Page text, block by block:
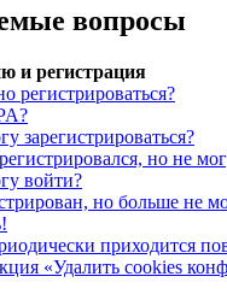
вопросы
и регистрация
регистрироваться?
зарегистрироваться?
но не
войти?
но больше не
приходится
«Удалить cookies